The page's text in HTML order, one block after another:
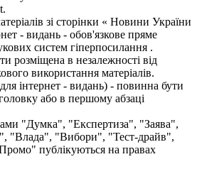
зі сторінки « Новини України
- видань - обов'язкове пряме
систем гіперпосилання .
розміщена в незалежності від
використання матеріалів.
інтернет - видань) - повинна бути
або в першому абзаці
"Думка", "Експертиза", "Заява",
"Влада", "Вибори", "Тест-драйв",
публікуються на правах